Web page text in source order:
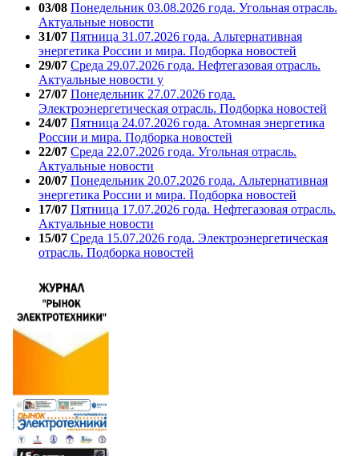
03/08 Понедельник 03.08.2026 года. Угольная отрасль.
Актуальные новости
31/07 Пятница 31.07.2026 года. Альтернативная
энергетика России и мира. Подборка новостей
29/07 Среда 29.07.2026 года. Нефтегазовая отрасль.
Актуальные новости у
27/07 Понедельник 27.07.2026 года.
Электроэнергетическая отрасль. Подборка новостей
24/07 Пятница 24.07.2026 года. Атомная энергетика
России и мира. Подборка новостей
22/07 Среда 22.07.2026 года. Угольная отрасль.
Актуальные новости
20/07 Понедельник 20.07.2026 года. Альтернативная
энергетика России и мира. Подборка новостей
17/07 Пятница 17.07.2026 года. Нефтегазовая отрасль.
Актуальные новости
15/07 Среда 15.07.2026 года. Электроэнергетическая
отрасль. Подборка новостей